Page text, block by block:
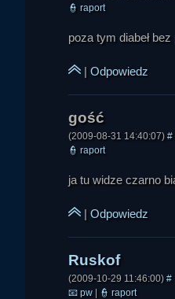
👮 raport
poza tym diabeł
| Odpowiedz
(2009-08-31 14:40:07) #
👮 raport
ja tu widze czarno
| Odpowiedz
(2009-10-29 11:46:00) #
📧 pw 👮 raport